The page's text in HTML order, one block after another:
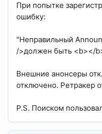
При попытке
ошибку:
"Неправильный
/>должен быть <b></
Внешние анонсеры
отключено. Ретракер
P.S. Поиском